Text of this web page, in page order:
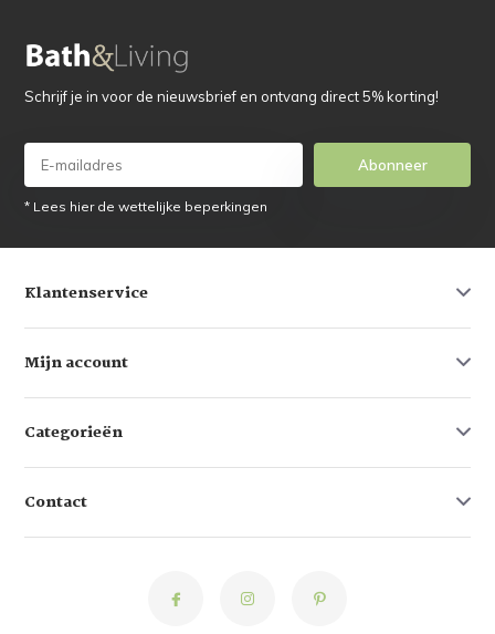
Schrijf je in voor de nieuwsbrief en ontvang direct 5% korting!
Abonneer
* Lees hier de wettelijke beperkingen
Klantenservice
Mijn account
Categorieën
Contact